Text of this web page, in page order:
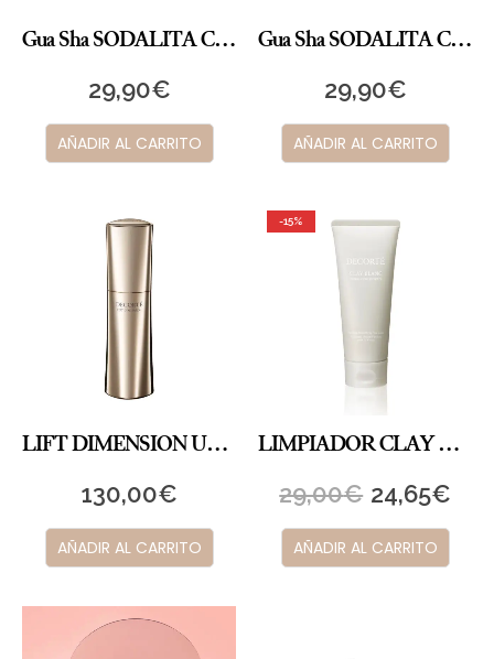
Gua Sha SODALITA CHAMPIÑÓN
29,90€
AÑADIR AL CARRITO
Gua Sha SODALITA CORAZÓN
29,90€
AÑADIR AL CARRITO
LIFT DIMENSION ULTIMATE LIFT + FIRM TREATMENT SERUM
130,00€
AÑADIR AL CARRITO
-15%
LIMPIADOR CLAY BLANC HERBAL CONCENTRATE
29,00€ 24,65€
AÑADIR AL CARRITO